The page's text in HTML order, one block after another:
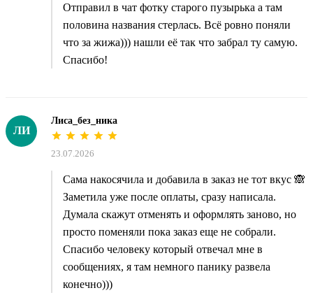
Отправил в чат фотку старого пузырька а там
половина названия стерлась. Всё ровно поняли
что за жижа))) нашли её так что забрал ту самую.
Спасибо!
ЛИ
Лиса_без_ника
23.07.2026
Сама накосячила и добавила в заказ не тот вкус 🙈
Заметила уже после оплаты, сразу написала.
Думала скажут отменять и оформлять заново, но
просто поменяли пока заказ еще не собрали.
Спасибо человеку который отвечал мне в
сообщениях, я там немного панику развела
конечно)))